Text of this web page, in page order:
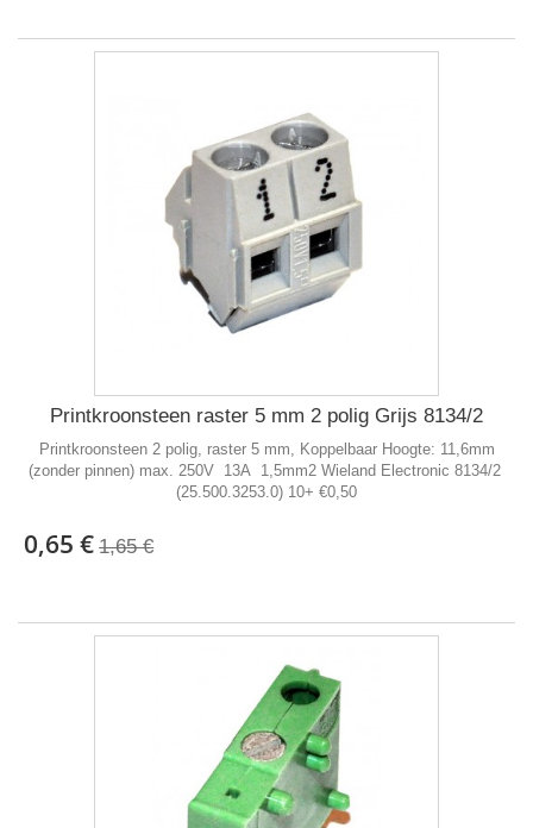
Printkroonsteen raster 5 mm 2 polig Grijs 8134/2
Printkroonsteen 2 polig, raster 5 mm, Koppelbaar Hoogte: 11,6mm
(zonder pinnen) max. 250V 13A 1,5mm2 Wieland Electronic 8134/2
(25.500.3253.0) 10+ €0,50
0,65 € 1,65 €